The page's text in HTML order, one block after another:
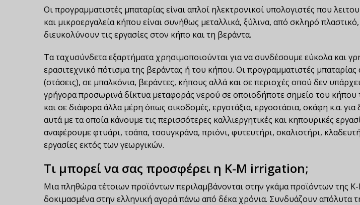
Οι προγραμματιστές μπαταρίας είναι απλοί ηλεκτρονικοί υπολογιστές που
και μικροεργαλεία κήπου είναι συνήθως μεταλλικά, ξύλινα, από σκληρό
διευκολύνουν τις εργασίες στον κήπο και τη βεράντα.
Τα ταχυσύνδετα εξαρτήματα χρησιμοποιούνται για να συνδέσουμε εύκολα και
ερασιτεχνικό πότισμα της βεράντας ή του κήπου. Οι προγραμματιστές
(στάσεις), σε μπαλκόνια, βεράντες, κήπους αλλά και σε περιοχές οπού δεν
γρήγορα προσωρινά δίκτυα μεταφοράς νερού σε οποιοδήποτε σημείο του κήπου
και σε διάφορα άλλα μέρη όπως οικοδομές, εργοτάξια, εργοστάσια, σκάφη κ.α.
αυτά με τα οποία κάνουμε τις περισσότερες καλλιεργητικές και κηπουρικές
αναφέρουμε φτυάρι, τσάπα, τσουγκράνα, πριόνι, φυτευτήρι, σκαλιστήρι,
εργασίες εκτός των γεωργικών.
Τι μπορεί να σας προσφέρει η K-M irrigation;
Μια πληθώρα τέτοιων προϊόντων περιλαμβάνονται στην γκάμα προϊόντων της
δοκιμασμένα στην ελληνική αγορά πάνω από δέκα χρόνια. Συνδυάζουν απόλυτα